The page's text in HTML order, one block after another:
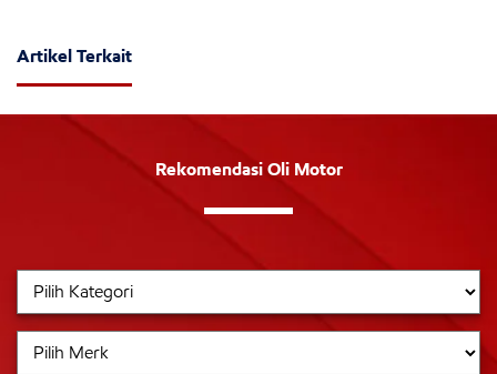
Artikel Terkait
Rekomendasi Oli Motor